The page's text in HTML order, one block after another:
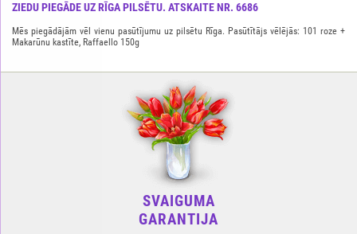
ZIEDU PIEGĀDE UZ RĪGA PILSĒTU. ATSKAITE NR. 6686
Mēs piegādājām vēl vienu pasūtījumu uz pilsētu Rīga. Pasūtītājs vēlējās: 101 roze +
Makarūnu kastīte, Raffaello 150g
SVAIGUMA
GARANTIJA